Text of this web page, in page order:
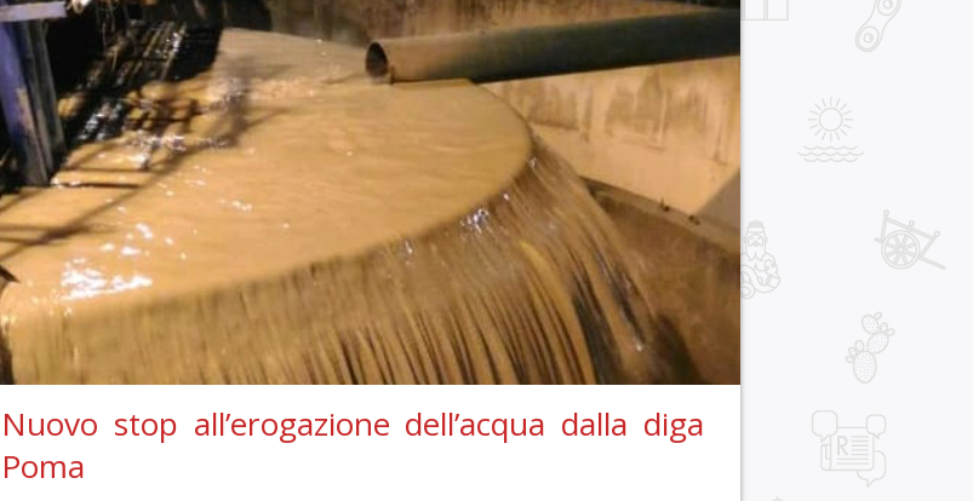
Nuovo stop all’erogazione dell’acqua dalla diga
Poma